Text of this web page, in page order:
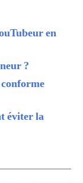
en
?
éviter la